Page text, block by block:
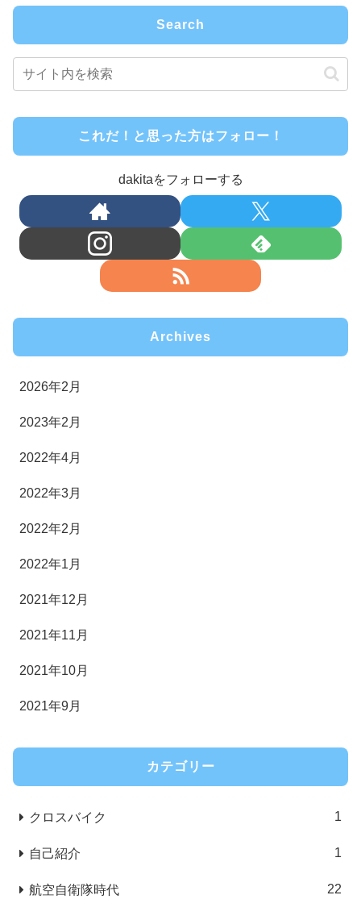
Search
これだ！と思った方はフォロー！
dakitaをフォローする
Archives
2026年2月
2023年2月
2022年4月
2022年3月
2022年2月
2022年1月
2021年12月
2021年11月
2021年10月
2021年9月
カテゴリー
クロスバイク 1
自己紹介 1
航空自衛隊時代 22